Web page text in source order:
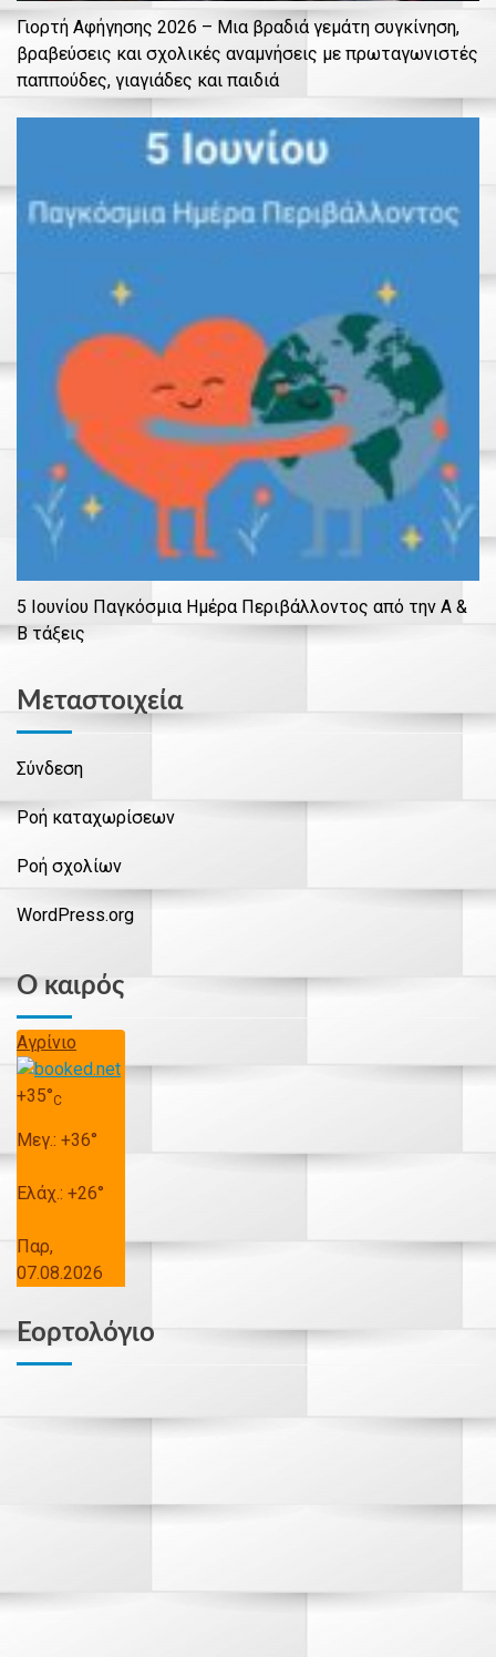
Γιορτή Αφήγησης 2026 – Μια βραδιά γεμάτη συγκίνηση,
βραβεύσεις και σχολικές αναμνήσεις με πρωταγωνιστές
παππούδες, γιαγιάδες και παιδιά
5 Ιουνίου Παγκόσμια Ημέρα Περιβάλλοντος από την Α &
Β τάξεις
Μεταστοιχεία
Σύνδεση
Ροή καταχωρίσεων
Ροή σχολίων
WordPress.org
Ο καιρός
Αγρίνιο
+35°C
Μεγ.: +36°
Ελάχ.: +26°
Παρ,
07.08.2026
Εορτολόγιο